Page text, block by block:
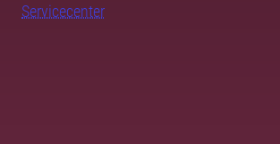
Servicecenter